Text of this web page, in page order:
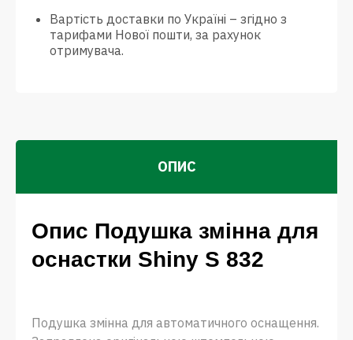
Вартість доставки по Україні – згідно з
тарифами Нової пошти, за рахунок
отримувача.
ОПИС
Опис Подушка змінна для
оснастки Shiny S 832
Подушка змінна для автоматичного оснащення.